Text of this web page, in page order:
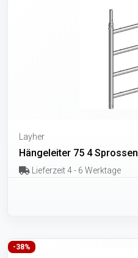
Layher
Hängeleiter 75 4 Sprossen
Lieferzeit 4 - 6 Werktage
-38%